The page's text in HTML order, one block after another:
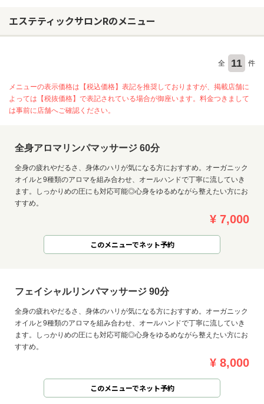
お問い合わせ
エステティックサロンRのメニュー
全 11 件
メニューの表示価格は【税込価格】表記を推奨しておりますが、掲載店舗に
よっては【税抜価格】で表記されている場合が御座います。料金つきまして
は事前に店舗へご確認ください。
全身アロマリンパマッサージ 60分
全身の疲れやだるさ、身体のハリが気になる方におすすめ。オーガニック
オイルと9種類のアロマを組み合わせ、オールハンドで丁寧に流していき
ます。しっかりめの圧にも対応可能◎心身をゆるめながら整えたい方にお
すすめ。
¥ 7,000
このメニューでネット予約
フェイシャルリンパマッサージ 90分
全身の疲れやだるさ、身体のハリが気になる方におすすめ。オーガニック
オイルと9種類のアロマを組み合わせ、オールハンドで丁寧に流していき
ます。しっかりめの圧にも対応可能◎心身をゆるめながら整えたい方にお
すすめ。
¥ 8,000
このメニューでネット予約